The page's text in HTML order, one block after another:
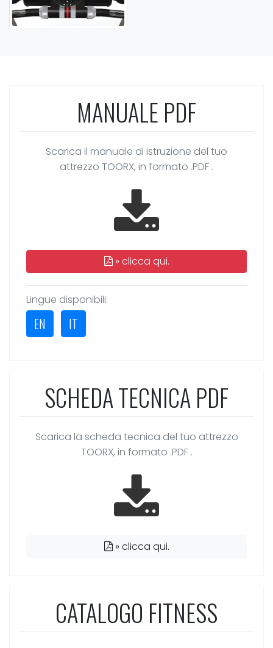
MANUALE PDF
Scarica il manuale di istruzione del tuo
attrezzo TOORX, in formato .PDF .
» clicca qui.
Lingue disponibili:
EN IT
SCHEDA TECNICA PDF
Scarica la scheda tecnica del tuo attrezzo
TOORX, in formato .PDF .
» clicca qui.
CATALOGO FITNESS